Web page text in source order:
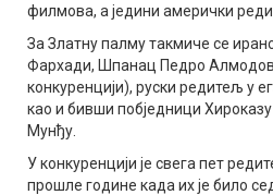
филмова, а једини амерички
За Златну палму такмиче се
Фархади, Шпанац Педро
конкуренцији), руски редитељ у
као и бивши побједници
Мунђу.
У конкуренцији је свега пет
прошле године када их је било